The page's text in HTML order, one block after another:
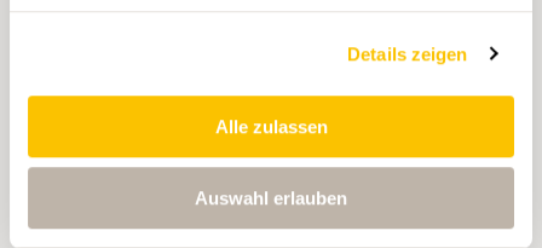
Details zeigen
Alle zulassen
Auswahl erlauben